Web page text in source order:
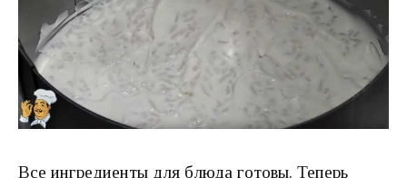
Все ингредиенты для блюда готовы. Теперь